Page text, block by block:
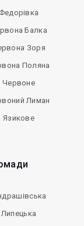
Балка
Зоря
Поляна
Червоне
Лиман
Язикове
Липецька